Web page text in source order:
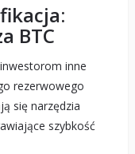
BTC
inne
rezerwowego
się narzędzia
szybkość